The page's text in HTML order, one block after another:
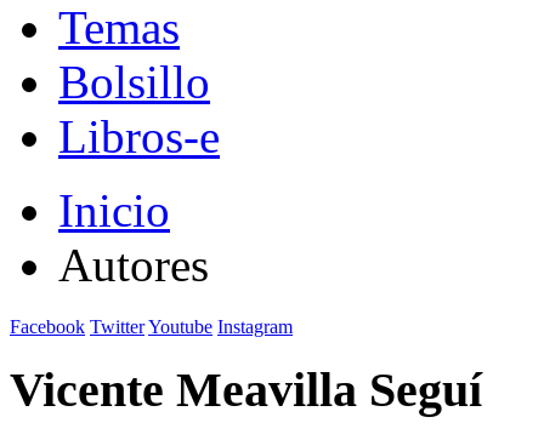
Temas
Bolsillo
Libros-e
Inicio
Autores
Facebook TwitterYoutube Instagram
Vicente Meavilla Seguí